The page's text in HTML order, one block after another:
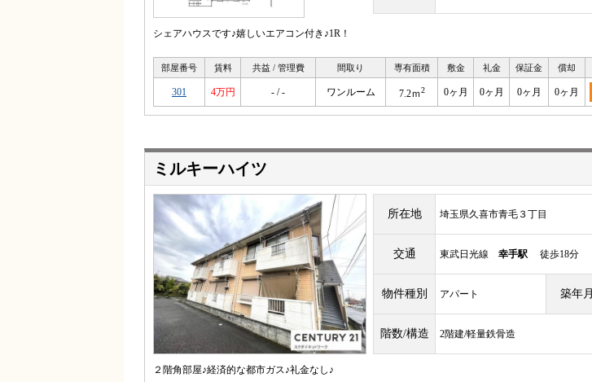
シェアハウスです♪嬉しいエアコン付き♪1R！
部屋番号 賃料 共益 / 管理費 間取り 専有面積 敷金 礼金 保証金 償却
301 4万円 - / - ワンルーム 7.2ｍ2 0ヶ月 0ヶ月 0ヶ月 0ヶ月
ミルキーハイツ
所在地 埼玉県久喜市青毛３丁目
交通 東武日光線 幸手駅 徒歩18分
物件種別 アパート 築年月
階数/構造 2階建/軽量鉄骨造
２階角部屋♪経済的な都市ガス♪礼金なし♪